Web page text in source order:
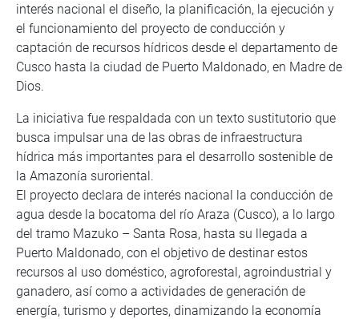
interés nacional el diseño, la planificación, la ejecución y
el funcionamiento del proyecto de conducción y
captación de recursos hídricos desde el departamento de
Cusco hasta la ciudad de Puerto Maldonado, en Madre de
Dios.
La iniciativa fue respaldada con un texto sustitutorio que
busca impulsar una de las obras de infraestructura
hídrica más importantes para el desarrollo sostenible de
la Amazonía suroriental.
El proyecto declara de interés nacional la conducción de
agua desde la bocatoma del río Araza (Cusco), a lo largo
del tramo Mazuko – Santa Rosa, hasta su llegada a
Puerto Maldonado, con el objetivo de destinar estos
recursos al uso doméstico, agroforestal, agroindustrial y
ganadero, así como a actividades de generación de
energía, turismo y deportes, dinamizando la economía